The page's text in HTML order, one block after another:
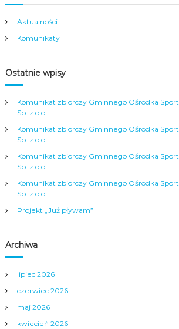
g
a
c
j
a
w
p
i
u
Aktualności
Komunikaty
Ostatnie wpisy
Komunikat zbiorczy Gminnego Ośrodka
Sp. z o.o.
Komunikat zbiorczy Gminnego Ośrodka
Sp. z o.o.
Komunikat zbiorczy Gminnego Ośrodka
Sp. z o.o.
Komunikat zbiorczy Gminnego Ośrodka
Sp. z o.o.
Projekt „Już pływam”
Archiwa
lipiec 2026
czerwiec 2026
maj 2026
kwiecień 2026